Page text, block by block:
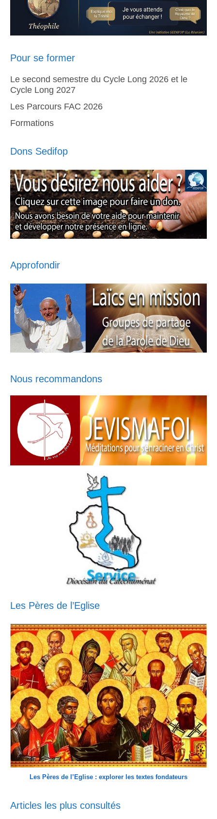
Pour se former
Le second semestre du Cycle Long 2026 et le
Cycle Long 2027
Les Parcours FAC 2026
Formations
Dons Sedifop
Approfondir
Nous recommandons
Les Pères de l’Eglise
Les Pères de l’Eglise : explorer les textes fondateurs
Articles les plus consultés